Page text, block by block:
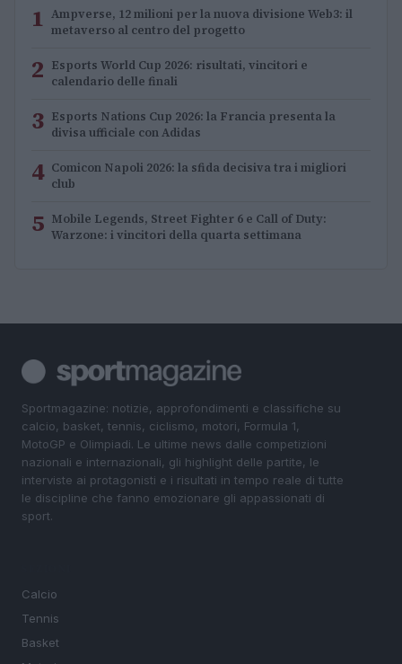
1 Ampverse, 12 milioni per la nuova divisione Web3: il
metaverso al centro del progetto
2 Esports World Cup 2026: risultati, vincitori e
calendario delle finali
3 Esports Nations Cup 2026: la Francia presenta la
divisa ufficiale con Adidas
4 Comicon Napoli 2026: la sfida decisiva tra i migliori
club
5 Mobile Legends, Street Fighter 6 e Call of Duty:
Warzone: i vincitori della quarta settimana
Sportmagazine: notizie, approfondimenti e classifiche su
calcio, basket, tennis, ciclismo, motori, Formula 1,
MotoGP e Olimpiadi. Le ultime news dalle competizioni
nazionali e internazionali, gli highlight delle partite, le
interviste ai protagonisti e i risultati in tempo reale di tutte
le discipline che fanno emozionare gli appassionati di
sport.
Calcio
Tennis
Basket